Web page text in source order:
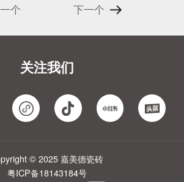
个 下一个
关注我们
© 2025 嘉美德瓷砖
粤ICP备18143184号